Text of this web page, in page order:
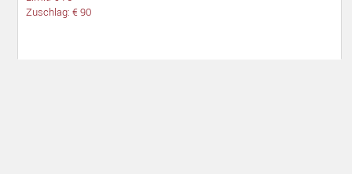
Zuschlag: € 90